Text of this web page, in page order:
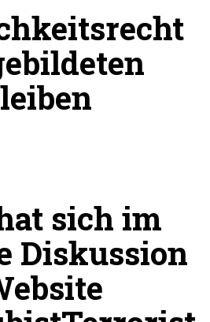
sich im
Diskussion